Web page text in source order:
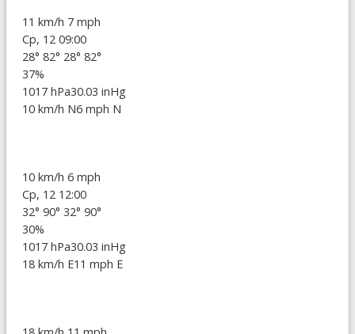
11 km/h 7 mph
Ср, 12 09:00
28° 82° 28° 82°
37%
1017 hPa30.03 inHg
10 km/h N6 mph N
10 km/h 6 mph
Ср, 12 12:00
32° 90° 32° 90°
30%
1017 hPa30.03 inHg
18 km/h E11 mph E